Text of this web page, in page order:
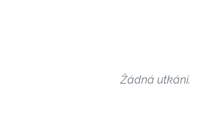
Žádná utkání.